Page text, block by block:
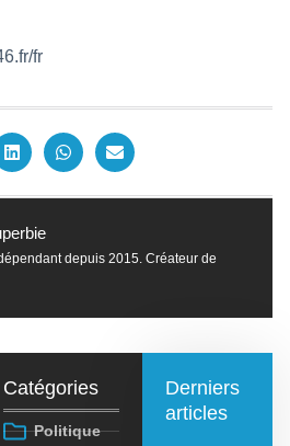
fr
depuis 2015. Créateur de
Catégories
Politique
Derniers
articles